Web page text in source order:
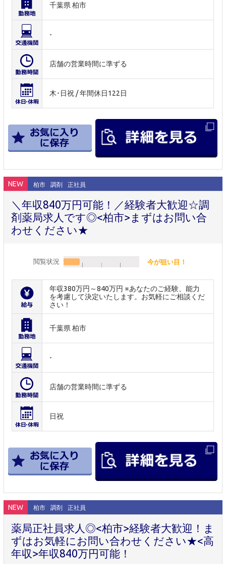
千葉県 柏市
-
店舗の営業時間に準ずる
木･日祝 / 年間休日122日
NEW 柏市 調剤 正社員
＼年収840万円可能！／経験者大歓迎☆調
剤薬局求人です◎<柏市>まずはお問い合
わせください★
閲覧状況 今が狙い目！
年収380万円～840万円 ※あなたのご経験、能力
を考慮して決定いたします。お気軽にご相談くだ
さい！
千葉県 柏市
-
店舗の営業時間に準ずる
日祝
NEW 柏市 調剤 正社員
薬局正社員求人◎<柏市>経験者大歓迎！ま
ずはお気軽にお問い合わせください★<高
年収>年収840万円可能！